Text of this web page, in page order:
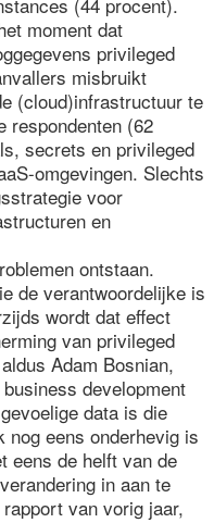
moment dat
privileged
misbruikt
(cloud)infrastructuur te
respondenten (62
secrets en privileged
omgevingen. Slechts
voor
en
ontstaan.
de verantwoordelijke is
wordt dat effect
van privileged
Adam Bosnian,
development
data is die
nog eens onderhevig is
eens de helft van de
in aan te
van vorig jaar,